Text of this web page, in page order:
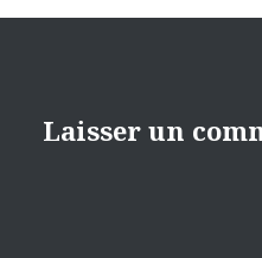
Laisser un